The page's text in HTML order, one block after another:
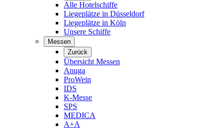
Alle Hotelschiffe
Liegeplätze in Düsseldorf
Liegeplätze in Köln
Unsere Schiffe
Messen
Zurück
Übersicht Messen
Anuga
ProWein
IDS
K-Messe
SPS
MEDICA
A+A